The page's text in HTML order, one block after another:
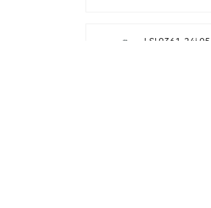
LSI 9361-24i מקורי 05-